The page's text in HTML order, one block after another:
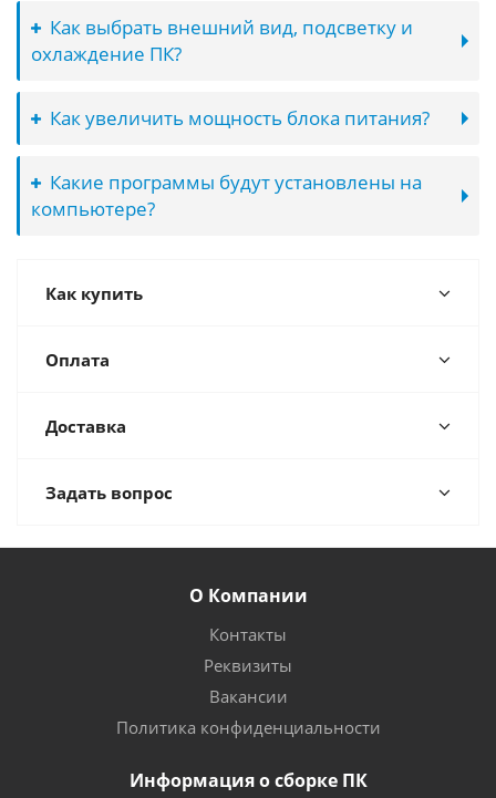
Как выбрать внешний вид, подсветку и
охлаждение ПК?
Как увеличить мощность блока питания?
Какие программы будут установлены на
компьютере?
Как купить
Оплата
Доставка
Задать вопрос
О Компании
Контакты
Реквизиты
Вакансии
Политика конфиденциальности
Информация о сборке ПК